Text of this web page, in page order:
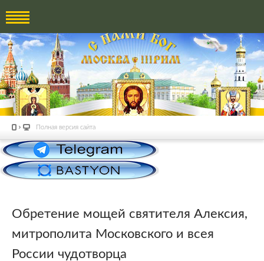
Полная версия сайта
Обретение мощей святителя Алексия,
митрополита Московского и всея
России чудотворца